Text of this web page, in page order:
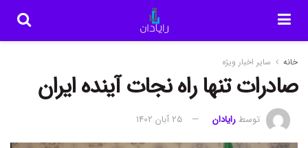
خانه سایر اخبار ویژه
صادرات تنها راه نجات آینده ایران
توسطرایادان 25 آبان 1402